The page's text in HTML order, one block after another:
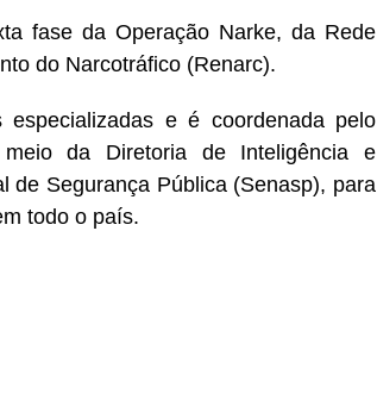
fase da Operação Narke, da Rede
do Narcotráfico (Renarc).
e é coordenada pelo
da Diretoria de Inteligência e
de Segurança Pública (Senasp), para
todo o país.